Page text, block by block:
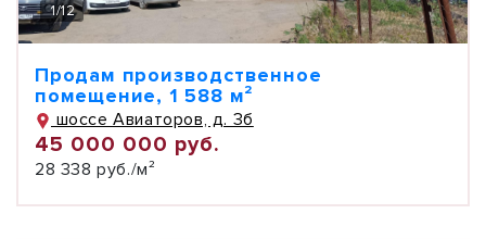
1/12
Продам производственное
помещение, 1 588 м²
шоссе Авиаторов, д. 3б
45 000 000 руб.
28 338 руб./м²